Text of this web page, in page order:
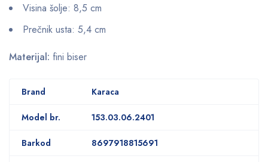
Visina šolje: 8,5 cm
Prečnik usta: 5,4 cm
Materijal: fini biser
Brand Karaca
Model br. 153.03.06.2401
Barkod 8697918815691